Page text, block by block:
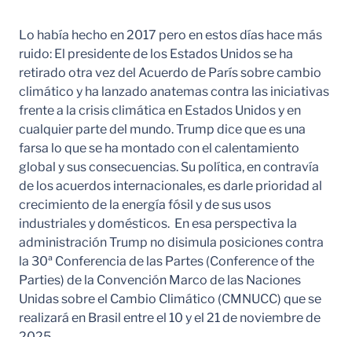
Lo había hecho en 2017 pero en estos días hace más
ruido: El presidente de los Estados Unidos se ha
retirado otra vez del Acuerdo de París sobre cambio
climático y ha lanzado anatemas contra las iniciativas
frente a la crisis climática en Estados Unidos y en
cualquier parte del mundo. Trump dice que es una
farsa lo que se ha montado con el calentamiento
global y sus consecuencias. Su política, en contravía
de los acuerdos internacionales, es darle prioridad al
crecimiento de la energía fósil y de sus usos
industriales y domésticos. En esa perspectiva la
administración Trump no disimula posiciones contra
la 30ª Conferencia de las Partes (Conference of the
Parties) de la Convención Marco de las Naciones
Unidas sobre el Cambio Climático (CMNUCC) que se
realizará en Brasil entre el 10 y el 21 de noviembre de